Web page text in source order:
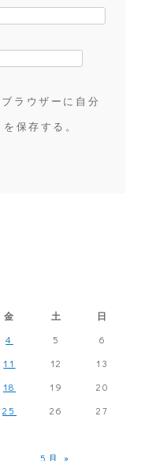
ラウザーに自分
保存する。
金 土 日
5月 »
4 5
6
11 12
13
18 19
20
25 26
27